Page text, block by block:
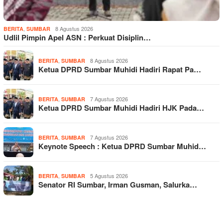
BERITA SUMBAR 8 Agustus 2026
Udlil Pimpin Apel ASN : Perkuat Disiplin…
BERITA SUMBAR 8 Agustus 2026
Ketua DPRD Sumbar Muhidi Hadiri Rapat Pa…
BERITA SUMBAR 7 Agustus 2026
Ketua DPRD Sumbar Muhidi Hadiri HJK Pada…
BERITA SUMBAR 7 Agustus 2026
Keynote Speech : Ketua DPRD Sumbar Muhid…
BERITA SUMBAR 5 Agustus 2026
Senator RI Sumbar, Irman Gusman, Salurka…